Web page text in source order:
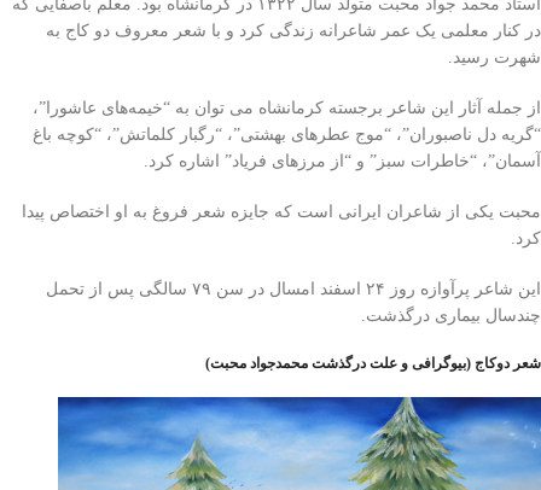
استاد محمد جواد محبت متولد سال ۱۳۲۲ در کرمانشاه بود. معلم باصفایی که
در کنار معلمی یک عمر شاعرانه زندگی کرد و با شعر معروف دو کاج به
شهرت رسید.
از جمله آثار این شاعر برجسته کرمانشاه می توان به “خیمه‌های عاشورا”،
“گریه دل ناصبوران”، “موج عطرهای بهشتی”، “رگبار کلماتش”، “کوچه باغ
آسمان”، “خاطرات سبز” و “از مرزهای فریاد” اشاره کرد.
محبت یکی از شاعران ایرانی است که جایزه شعر فروغ به او اختصاص پیدا
کرد.
این شاعر پرآوازه روز ۲۴ اسفند امسال در سن ۷۹ سالگی پس از تحمل
چندسال بیماری درگذشت.
شعر دوکاج (بیوگرافی و علت درگذشت محمدجواد محبت)